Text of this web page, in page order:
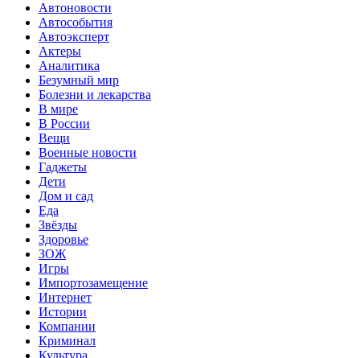
Автоновости
Автособытия
Автоэксперт
Актеры
Аналитика
Безумный мир
Болезни и лекарства
В мире
В России
Вещи
Военные новости
Гаджеты
Дети
Дом и сад
Еда
Звёзды
Здоровье
ЗОЖ
Игры
Импортозамещение
Интернет
Истории
Компании
Криминал